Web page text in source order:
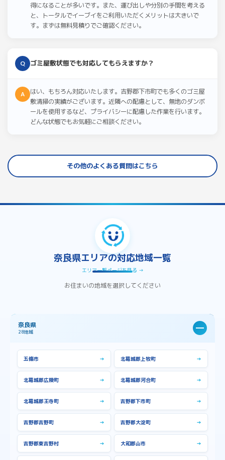
得になることが多いです。また、運び出しや分別の手間を考える
と、トータルでイーブイをご利用いただくメリットは大きいで
す。まずは無料見積りでご確認ください。
Q ゴミ屋敷状態でも対応してもらえますか？
A
はい、もちろん対応いたします。吉野郡下市町でも多くのゴミ屋
敷清掃の実績がございます。近隣への配慮として、無地のダンボ
ールを使用するなど、プライバシーに配慮した作業を行います。
どんな状態でもお気軽にご相談ください。
その他のよくある質問はこちら
奈良県エリアの対応地域一覧
エリア一覧ページを見る →
お住まいの地域を選択してください
奈良県
28地域
五條市 → 北葛城郡上牧町 →
北葛城郡広陵町 → 北葛城郡河合町 →
北葛城郡王寺町 → 吉野郡下市町 →
吉野郡吉野町 → 吉野郡大淀町 →
吉野郡東吉野村 → 大和郡山市 →